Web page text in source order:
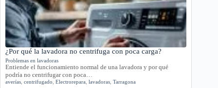
¿Por qué la lavadora no centrifuga con poca carga?
Problemas en lavadoras
Entiende el funcionamiento normal de una lavadora y por qué
podría no centrifugar con poca…
averías centrifugado Electrorepara lavadoras Tarragona